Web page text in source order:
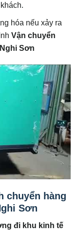
hóa nếu xảy ra
Vận chuyển
Sơn
chuyển hàng
Sơn
đi khu kinh tế